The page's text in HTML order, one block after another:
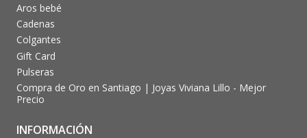
Aros bebé
Cadenas
Colgantes
Gift Card
Pulseras
Compra de Oro en Santiago | Joyas Viviana Lillo - Mejor
Precio
INFORMACIÓN